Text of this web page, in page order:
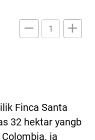
remove add
Finca Santa
32 hektar yangb
ia